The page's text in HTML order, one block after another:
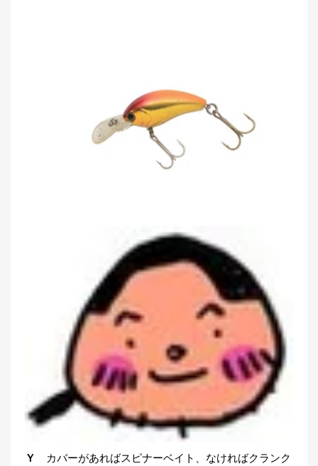
Ｙ カバーがあればスピナーベイト、なければクランク